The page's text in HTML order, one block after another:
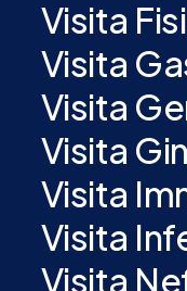
Visita
Visita
Visita
Visita
Visita
Visita
Visita